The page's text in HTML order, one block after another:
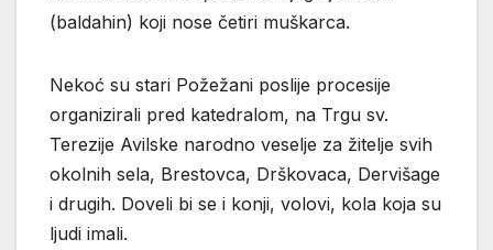
(baldahin) koji nose četiri muškarca.
Nekoć su stari Požežani poslije procesije
organizirali pred katedralom, na Trgu sv.
Terezije Avilske narodno veselje za žitelje svih
okolnih sela, Brestovca, Drškovaca, Dervišage
i drugih. Doveli bi se i konji, volovi, kola koja su
ljudi imali.